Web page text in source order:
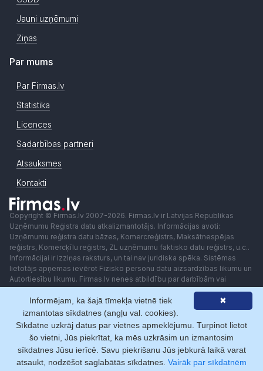
Jauni uzņēmumi
Ziņas
Par mums
Par Firmas.lv
Statistika
Licences
Sadarbības partneri
Atsauksmes
Kontakti
Copyright © Firmas.lv 2007-2026. Firmas.lv ir Latvijas Republikas
Uzņēmumu Reģistra datu atkalizmantotājs. Informācijas avoti:
Uzņēmumu reģistra datu bāzes, Komercreģistrs, Maksātnespējas
reģistrs, Komercķīlu reģistrs, ZL uzņēmumu faktisko datu reģistrs, u.c..
Informācijai ir izziņas raksturs, un tai nav juridiska spēka. Sistēmas
lietotājs apņemas ievērot Fizisko personu datu aizsardzības likumu un
Autortiesību likumu. Firmas.lv nenes atbildību par darbībām vai
lēmumiem, kas balstīti uz saņemto pakalpojumu. Lietotājam aizliegts
izmantot jebkādas automatizētas sistēmas vai iekārtas (robotus)
piekļuvei sistēmai bez rakstiskas saskaņošanas ar Firmas.lv. Galvenā
redaktore: Ingūna Pempere.
Lietošanas noteikumi
Privātuma politika Norēķini ar
✖
Informējam, ka šajā tīmekļa vietnē tiek
izmantotas sīkdatnes (angļu val. cookies).
Sīkdatne uzkrāj datus par vietnes apmeklējumu. Turpinot lietot
šo vietni, Jūs piekrītat, ka mēs uzkrāsim un izmantosim
sīkdatnes Jūsu ierīcē. Savu piekrišanu Jūs jebkurā laikā varat
atsaukt, nodzēšot saglabātās sīkdatnes. Vairāk par sīkdatnēm